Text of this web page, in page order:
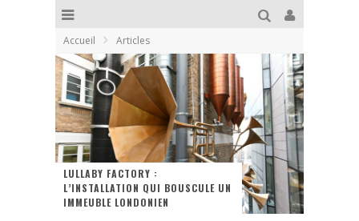
Accueil Articles
LULLABY FACTORY :
L’INSTALLATION QUI BOUSCULE UN
IMMEUBLE LONDONIEN